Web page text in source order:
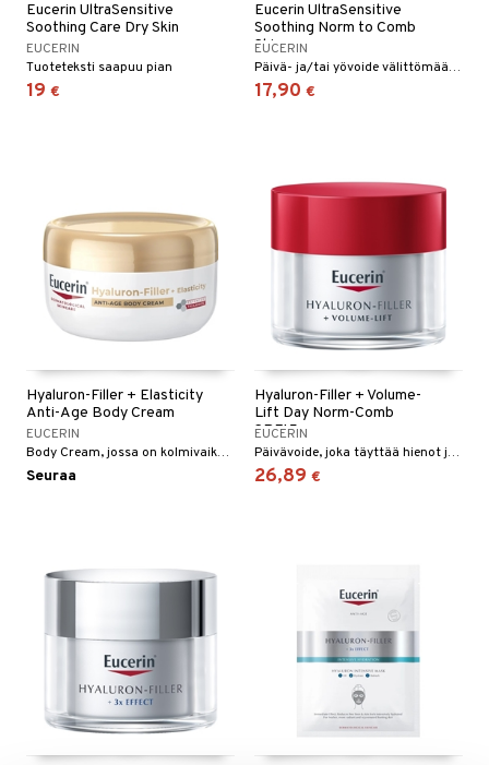
Eucerin UltraSensitive
Soothing Care Dry Skin
EUCERIN
Tuoteteksti saapuu pian
19 €
Eucerin UltraSensitive
Soothing Norm to Comb
Skin
EUCERIN
Päivä- ja/tai yövoide välittömään ihon mukavuuteen ja rauhoittavaan vaikutukseen hyperherkkyyden aikana.
17,90 €
Hyaluron-Filler + Elasticity
Anti-Age Body Cream
EUCERIN
Body Cream, jossa on kolmivaikutteinen kaava, tarjoaa useita etuja, jotka ehkäisevät ihon ikääntymistä.
Seuraa
Hyaluron-Filler + Volume-
Lift Day Norm-Comb
SPF15
EUCERIN
Päivävoide, joka täyttää hienot juonteet ja syvät rypyt intensiivisellä kosteutuksella.
26,89 €